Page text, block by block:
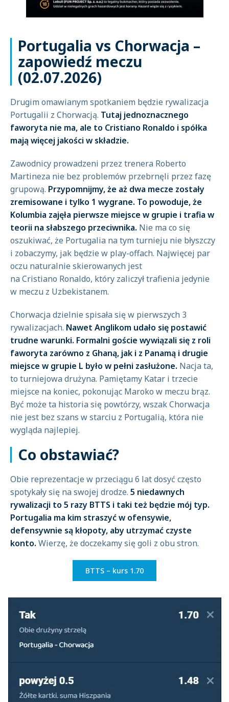
Portugalia vs Chorwacja –
zapowiedź meczu
(02.07.2026)
Drugim omawianym spotkaniem będzie rywalizacja
Portugalii z Chorwacją. Tutaj jednoznacznego
faworyta nie ma, ale to Cristiano Ronaldo i spółka
mają więcej jakości w składzie.
Zawodnicy prowadzeni przez trenera Roberto
Martineza nie bez problemów przebrnęli przez fazę
grupową. Przypomnijmy, że aż dwa mecze zostały
zremisowane i tylko 1 wygrane. To powoduje, że
Kolumbia zajęła pierwsze miejsce w grupie i trafia w
teorii na słabszego przeciwnika. Nie ma co się
oszukiwać, że Portugalia na tym turnieju nie błyszczy
i zobaczymy, jak będzie w play-offach. Najwięcej par
oczu naturalnie skierowanych jest
na Cristiano Ronaldo, który zaliczył trafienia jedynie
w meczu z Uzbekistanem.
Chorwacja dzielnie spisała się w pierwszych 3
rywalizacjach. Nawet Anglikom udało się postawić
trudne warunki. Formalni goście wywiązali się z roli
faworyta zarówno z Ghaną, jak i z Panamą i drugie
miejsce w grupie L było w pełni zasłużone. Nacja ta,
to turniejowa drużyna. Pamiętamy Katar i trzecie
miejsce na koniec, pokonując Maroko w meczu brąz.
Być może ta historia się powtórzy, wszak Chorwacja
nie jest bez szans w starciu z Portugalią, która nie
wygląda najlepiej.
Co obstawiać?
Obie reprezentacje w przeciągu 6 lat dosyć często
spotykały się na swojej drodze. 5 niedawnych
rywalizacji to 5 razy BTTS i taki też będzie mój typ.
Portugalia ma kim straszyć w ofensywie,
defensywnie są kłopoty, aby utrzymać czyste
konto. Wierzę, że doczekamy się goli z obu stron.
BTTS – kurs 1.70